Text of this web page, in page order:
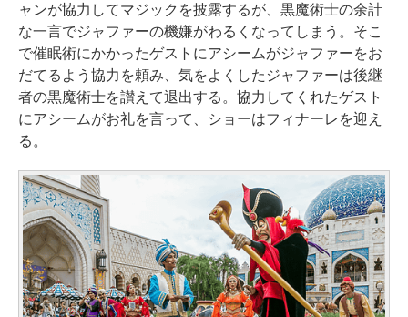
ャンが協力してマジックを披露するが、黒魔術士の余計
な一言でジャファーの機嫌がわるくなってしまう。そこ
で催眠術にかかったゲストにアシームがジャファーをお
だてるよう協力を頼み、気をよくしたジャファーは後継
者の黒魔術士を讃えて退出する。協力してくれたゲスト
にアシームがお礼を言って、ショーはフィナーレを迎え
る。